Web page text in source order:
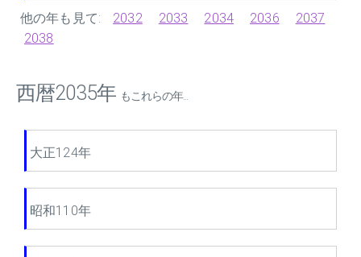
他の年も見て: 2032 2033 2034 2036
2037
2038
西暦2035年 もこれらの年...
大正124年
昭和110年